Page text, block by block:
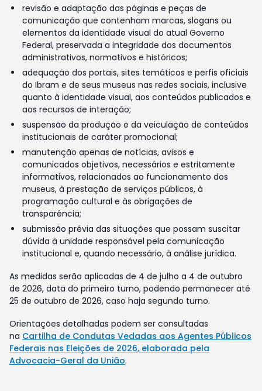
revisão e adaptação das páginas e peças de
comunicação que contenham marcas, slogans ou
elementos da identidade visual do atual Governo
Federal, preservada a integridade dos documentos
administrativos, normativos e históricos;
adequação dos portais, sites temáticos e perfis oficiais
do Ibram e de seus museus nas redes sociais, inclusive
quanto à identidade visual, aos conteúdos publicados e
aos recursos de interação;
suspensão da produção e da veiculação de conteúdos
institucionais de caráter promocional;
manutenção apenas de notícias, avisos e
comunicados objetivos, necessários e estritamente
informativos, relacionados ao funcionamento dos
museus, à prestação de serviços públicos, à
programação cultural e às obrigações de
transparência;
submissão prévia das situações que possam suscitar
dúvida à unidade responsável pela comunicação
institucional e, quando necessário, à análise jurídica.
As medidas serão aplicadas de 4 de julho a 4 de outubro
de 2026, data do primeiro turno, podendo permanecer até
25 de outubro de 2026, caso haja segundo turno.
Orientações detalhadas podem ser consultadas
na Cartilha de Condutas Vedadas aos Agentes Públicos
Federais nas Eleições de 2026, elaborada pela
Advocacia-Geral da União.